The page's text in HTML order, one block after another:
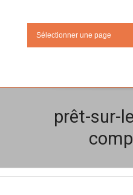
Sélectionner une page
prêt-sur-